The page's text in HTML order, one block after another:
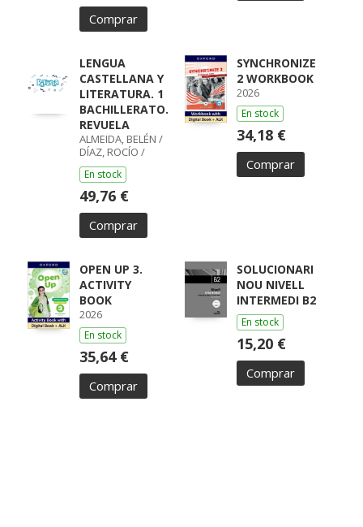
Comprar
LENGUA
CASTELLANA Y
LITERATURA. 1
BACHILLERATO.
REVUELA
ALMEIDA, BELÉN /
DÍAZ, ROCÍO /
GUMIEL, SILVIA /
PÉREZ, ISABEL /
BOYANO,
RICARDO / LODÍN,
PATRICIA /
ZUBICOA
ARRAIZA, MARÍA /
ELENA / ECHEVA
En stock
49,76 €
Comprar
SYNCHRONIZE
2 WORKBOOK
2026
En stock
34,18 €
Comprar
OPEN UP 3.
ACTIVITY
BOOK
2026
En stock
35,64 €
Comprar
SOLUCIONARI
NOU NIVELL
INTERMEDI B2
En stock
15,20 €
Comprar